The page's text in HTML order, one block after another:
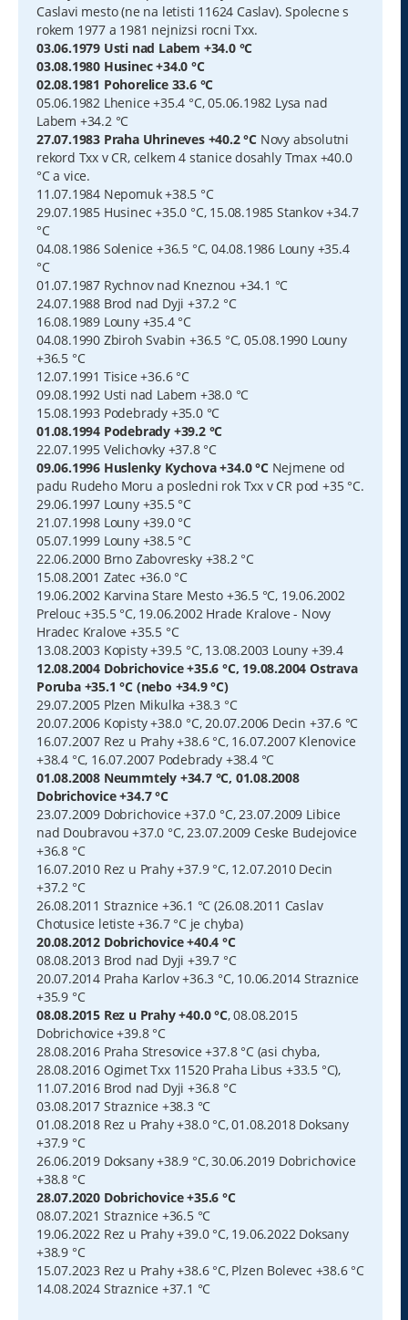
Caslavi mesto (ne na letisti 11624 Caslav). Spolecne s
rokem 1977 a 1981 nejnizsi rocni Txx.
03.06.1979 Usti nad Labem +34.0 °C
03.08.1980 Husinec +34.0 °C
02.08.1981 Pohorelice 33.6 °C
05.06.1982 Lhenice +35.4 °C, 05.06.1982 Lysa nad
Labem +34.2 °C
27.07.1983 Praha Uhrineves +40.2 °C Novy absolutni
rekord Txx v CR, celkem 4 stanice dosahly Tmax +40.0
°C a vice.
11.07.1984 Nepomuk +38.5 °C
29.07.1985 Husinec +35.0 °C, 15.08.1985 Stankov +34.7
°C
04.08.1986 Solenice +36.5 °C, 04.08.1986 Louny +35.4
°C
01.07.1987 Rychnov nad Kneznou +34.1 °C
24.07.1988 Brod nad Dyji +37.2 °C
16.08.1989 Louny +35.4 °C
04.08.1990 Zbiroh Svabin +36.5 °C, 05.08.1990 Louny
+36.5 °C
12.07.1991 Tisice +36.6 °C
09.08.1992 Usti nad Labem +38.0 °C
15.08.1993 Podebrady +35.0 °C
01.08.1994 Podebrady +39.2 °C
22.07.1995 Velichovky +37.8 °C
09.06.1996 Huslenky Kychova +34.0 °CNejmene od
padu Rudeho Moru a posledni rok Txx v CR pod +35 °C.
29.06.1997 Louny +35.5 °C
21.07.1998 Louny +39.0 °C
05.07.1999 Louny +38.5 °C
22.06.2000 Brno Zabovresky +38.2 °C
15.08.2001 Zatec +36.0 °C
19.06.2002 Karvina Stare Mesto +36.5 °C, 19.06.2002
Prelouc +35.5 °C, 19.06.2002 Hrade Kralove - Novy
Hradec Kralove +35.5 °C
13.08.2003 Kopisty +39.5 °C, 13.08.2003 Louny +39.4
12.08.2004 Dobrichovice +35.6 °C, 19.08.2004 Ostrava
Poruba +35.1 °C (nebo +34.9 °C)
29.07.2005 Plzen Mikulka +38.3 °C
20.07.2006 Kopisty +38.0 °C, 20.07.2006 Decin +37.6 °C
16.07.2007 Rez u Prahy +38.6 °C, 16.07.2007 Klenovice
+38.4 °C, 16.07.2007 Podebrady +38.4 °C
01.08.2008 Neummtely +34.7 °C, 01.08.2008
Dobrichovice +34.7 °C
23.07.2009 Dobrichovice +37.0 °C, 23.07.2009 Libice
nad Doubravou +37.0 °C, 23.07.2009 Ceske Budejovice
+36.8 °C
16.07.2010 Rez u Prahy +37.9 °C, 12.07.2010 Decin
+37.2 °C
26.08.2011 Straznice +36.1 °C (26.08.2011 Caslav
Chotusice letiste +36.7 °C je chyba)
20.08.2012 Dobrichovice +40.4 °C
08.08.2013 Brod nad Dyji +39.7 °C
20.07.2014 Praha Karlov +36.3 °C, 10.06.2014 Straznice
+35.9 °C
08.08.2015 Rez u Prahy +40.0 °C, 08.08.2015
Dobrichovice +39.8 °C
28.08.2016 Praha Stresovice +37.8 °C (asi chyba,
28.08.2016 Ogimet Txx 11520 Praha Libus +33.5 °C),
11.07.2016 Brod nad Dyji +36.8 °C
03.08.2017 Straznice +38.3 °C
01.08.2018 Rez u Prahy +38.0 °C, 01.08.2018 Doksany
+37.9 °C
26.06.2019 Doksany +38.9 °C, 30.06.2019 Dobrichovice
+38.8 °C
28.07.2020 Dobrichovice +35.6 °C
08.07.2021 Straznice +36.5 °C
19.06.2022 Rez u Prahy +39.0 °C, 19.06.2022 Doksany
+38.9 °C
15.07.2023 Rez u Prahy +38.6 °C, Plzen Bolevec +38.6 °C
14.08.2024 Straznice +37.1 °C